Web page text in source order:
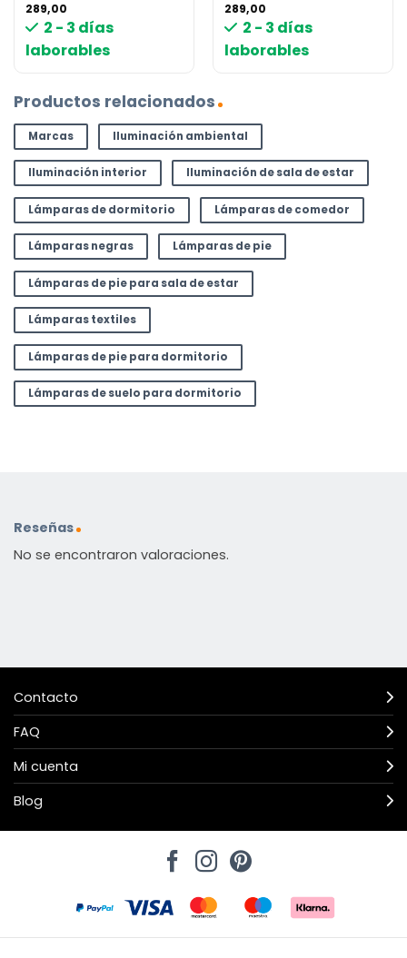
289,00
2 - 3 días
laborables
289,00
2 - 3 días
laborables
Productos relacionados
Marcas Iluminación ambiental
Iluminación interior Iluminación de sala de estar
Lámparas de dormitorio Lámparas de comedor
Lámparas negras Lámparas de pie
Lámparas de pie para sala de estar
Lámparas textiles
Lámparas de pie para dormitorio
Lámparas de suelo para dormitorio
Reseñas
No se encontraron valoraciones.
Contacto
FAQ
Mi cuenta
Blog